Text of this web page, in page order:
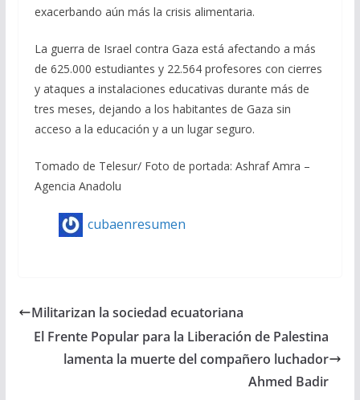
exacerbando aún más la crisis alimentaria.
La guerra de Israel contra Gaza está afectando a más
de 625.000 estudiantes y 22.564 profesores con cierres
y ataques a instalaciones educativas durante más de
tres meses, dejando a los habitantes de Gaza sin
acceso a la educación y a un lugar seguro.
Tomado de Telesur/ Foto de portada: Ashraf Amra –
Agencia Anadolu
cubaenresumen
Militarizan la sociedad ecuatoriana
El Frente Popular para la Liberación de Palestina
lamenta la muerte del compañero luchador
Ahmed Badir